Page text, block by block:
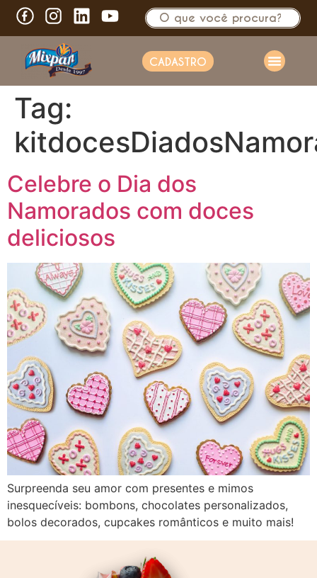
CADASTRO
Tag:
Celebre o Dia dos
Namorados com doces
deliciosos
Surpreenda seu amor com presentes e mimos
inesquecíveis: bombons, chocolates personalizados,
bolos decorados, cupcakes românticos e muito mais!